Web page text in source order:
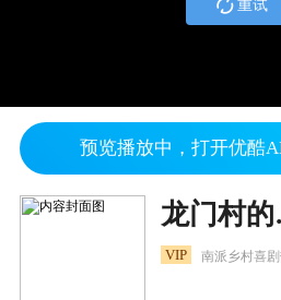
重试
预览播放中，打开优酷
VIP 南派乡村喜